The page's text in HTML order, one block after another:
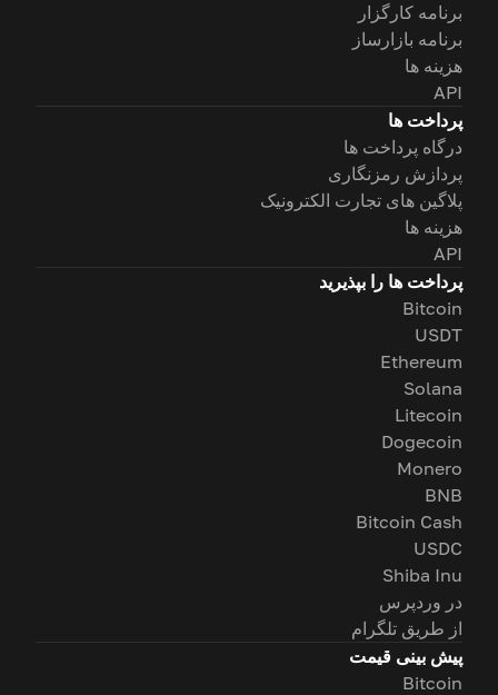
برنامه کارگزار
برنامه بازارساز
هزینه ها
API
پرداخت ها
درگاه پرداخت ها
پردازش رمزنگاری
پلاگین های تجارت الکترونیک
هزینه ها
API
پرداخت ها را بپذیرید
Bitcoin
USDT
Ethereum
Solana
Litecoin
Dogecoin
Monero
BNB
Bitcoin Cash
USDC
Shiba Inu
در وردپرس
از طریق تلگرام
پیش بینی قیمت
Bitcoin